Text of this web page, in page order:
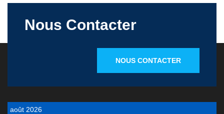
Nous Contacter
NOUS CONTACTER
août 2026